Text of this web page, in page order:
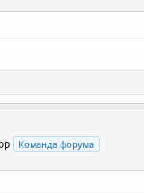
Команда форума